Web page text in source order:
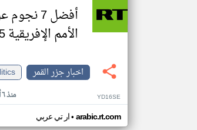
أفضل 7
الأمم الإفريقية 2025
اخبار جزر القمر
منذ ٦ أشهر YD16SE
ار تي عربي• arabic.rt.com